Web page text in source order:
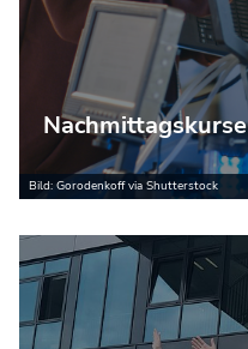
Nachmittagskurse
Bild: Gorodenkoff via Shutterstock